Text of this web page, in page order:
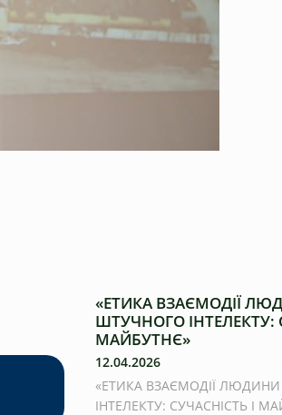
«ЕТИКА ВЗАЄМОДІЇ
ШТУЧНОГО ІНТЕЛЕКТУ:
МАЙБУТНЄ»
12.04.2026
«ЕТИКА ВЗАЄМОДІЇ
ІНТЕЛЕКТУ: СУЧАСНІСТЬ І